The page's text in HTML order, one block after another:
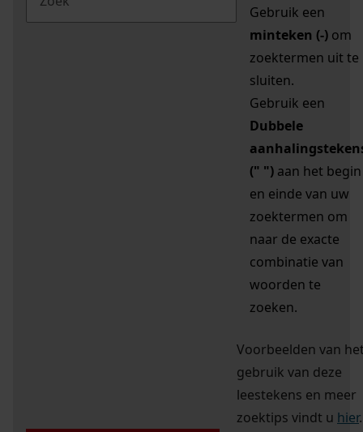
Gebruik een
minteken (-) om
zoektermen uit te
sluiten.
Gebruik een
Dubbele
(" ") aan het begin
en einde van uw
zoektermen om
naar de exacte
combinatie van
woorden te
zoeken.
Voorbeelden van
gebruik van deze
leestekens en meer
zoektips vindt u hier.